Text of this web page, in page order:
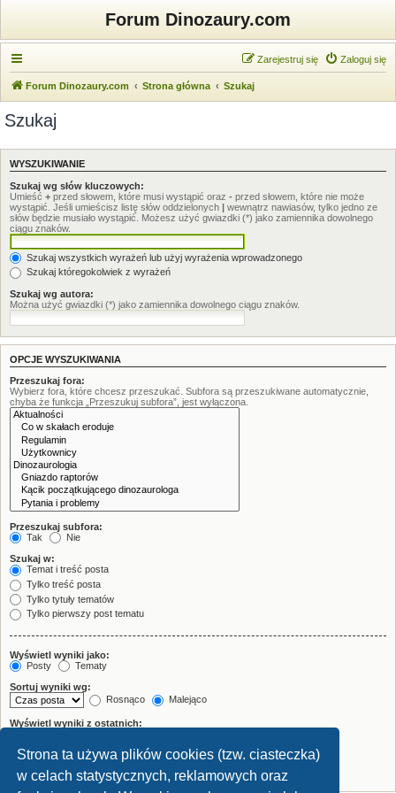
Strona ta używa plików cookies (tzw. ciasteczka)
w celach statystycznych, reklamowych oraz
Forum Dinozaury.com
Zaloguj się
Zarejestruj się
Forum Dinozaury.com Strona główna Szukaj
Szukaj
WYSZUKIWANIE
Szukaj wg słów kluczowych:
Umieść + przed słowem, które musi wystąpić oraz - przed słowem, które nie może
wystąpić. Jeśli umieścisz listę słów oddzielonych | wewnątrz nawiasów, tylko jedno ze
słów będzie musiało wystąpić. Możesz użyć gwiazdki (*) jako zamiennika dowolnego
ciągu znaków.
Szukaj wszystkich wyrażeń lub użyj wyrażenia wprowadzonego
Szukaj któregokolwiek z wyrażeń
Szukaj wg autora:
Można użyć gwiazdki (*) jako zamiennika dowolnego ciągu znaków.
OPCJE WYSZUKIWANIA
Przeszukaj fora:
Wybierz fora, które chcesz przeszukać. Subfora są przeszukiwane automatycznie,
chyba że funkcja „Przeszukuj subfora”, jest wyłączona.
Przeszukaj subfora:
Tak
Nie
Szukaj w:
Temat i treść posta
Tylko treść posta
Tylko tytuły tematów
Tylko pierwszy post tematu
Wyświetl wyniki jako:
Posty
Tematy
Sortuj wyniki wg:
Rosnąco
Malejąco
Wyświetl wyniki z ostatnich:
Wyświetl pierwsze:
znaków w poście